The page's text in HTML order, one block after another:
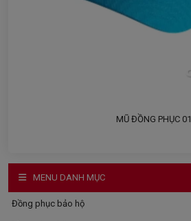
MŨ ĐỒNG PHỤC 01
MENU DANH MỤC
Đồng phục bảo hộ